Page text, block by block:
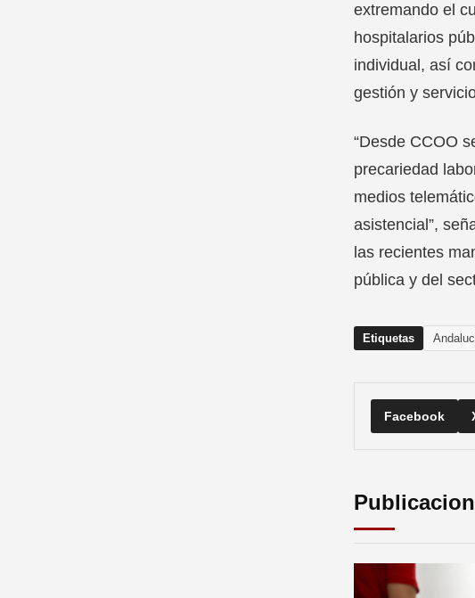
extremando el
hospitalarios
individual, así
gestión y
“Desde CCOO
precariedad
medios
asistencial”,
las recientes
pública y del
Etiquetas
Facebook